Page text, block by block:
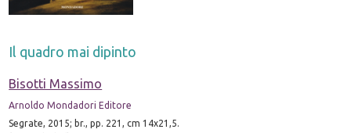
Il quadro mai dipinto
Bisotti Massimo
Arnoldo Mondadori Editore
Segrate, 2015; br., pp. 221, cm 14x21,5.